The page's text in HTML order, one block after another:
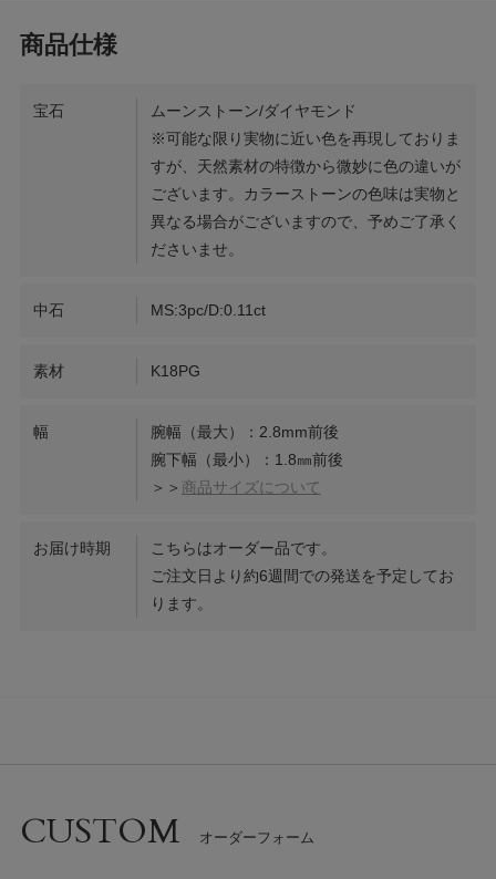
宝石
ムーンストーン/ダイヤモンド
※可能な限り実物に近い色を再現しておりま
すが、天然素材の特徴から微妙に色の違いが
ございます。カラーストーンの色味は実物と
異なる場合がございますので、予めご了承く
ださいませ。
中石 MS:3pc/D:0.11ct
素材 K18PG
幅
腕幅（最大）：2.8mm前後
腕下幅（最小）：1.8㎜前後
＞＞ 商品サイズについて
お届け時期
こちらはオーダー品です。
ご注文日より約6週間での発送を予定してお
ります。
CUSTOM